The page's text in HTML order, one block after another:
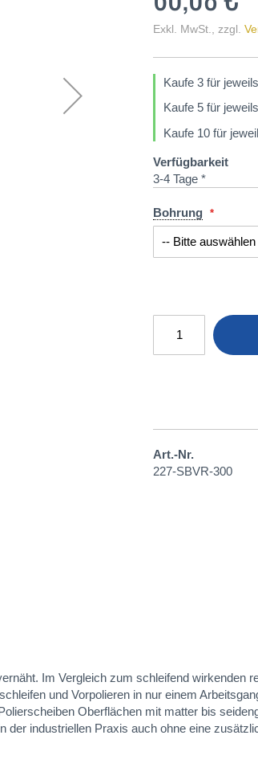
Exkl. MwSt. zzgl.
Kaufe 3 für jeweils
Kaufe 5 für jeweils
Kaufe 10 für
Verfügbarkeit
3-4 Tage *
Bohrung
Art.-Nr.
227-SBVR-300
Im Vergleich zum schleifend wirkenden
und Vorpolieren in nur einem
Oberflächen mit matter bis
industriellen Praxis auch ohne eine